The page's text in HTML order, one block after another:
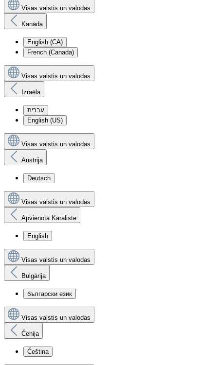
Visas valstis un valodas
Kanāda
English (CA)
French (Canada)
Visas valstis un valodas
Izraēla
עִברִית
English (US)
Visas valstis un valodas
Austrija
Deutsch
Visas valstis un valodas
Apvienotā Karaliste
English
Visas valstis un valodas
Bulgārija
български език
Visas valstis un valodas
Čehija
Čeština